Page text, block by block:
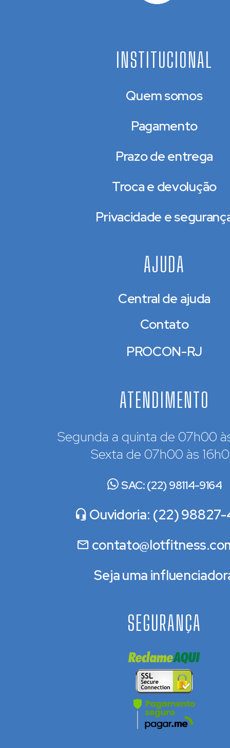
INSTITUCIONAL
Quem somos
Pagamento
Prazo de entrega
Troca e devolução
Privacidade e
AJUDA
Central de ajuda
Contato
PROCON-RJ
ATENDIMENTO
Segunda a quinta de 07h00
Sexta de 07h00 às
SAC: (22) 98114-9164
Ouvidoria: (22) 98827-
Seja uma
SEGURANÇA